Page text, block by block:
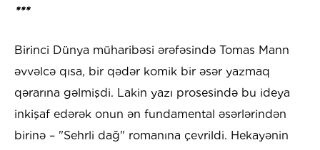
***
Birinci Dünya müharibəsi ərəfəsində Tomas Mann
əvvəlcə qısa, bir qədər komik bir əsər yazmaq
qərarına gəlmişdi. Lakin yazı prosesində bu ideya
inkişaf edərək onun ən fundamental əsərlərindən
birinə – "Sehrli dağ" romanına çevrildi. Hekayənin